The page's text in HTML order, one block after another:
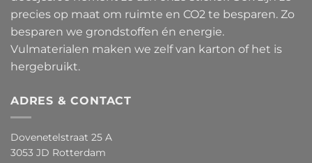
precies op maat om ruimte en CO2 te besparen. Zo
besparen we grondstoffen én energie.
Vulmaterialen maken we zelf van karton of het is
hergebruikt.
ADRES & CONTACT
Dovenetelstraat 25 A
3053 JD Rotterdam